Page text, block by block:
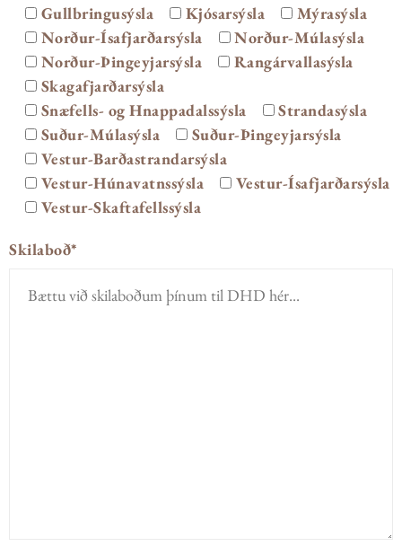
Gullbringusýsla
Kjósarsýsla
Mýrasýsla
Norður-Ísafjarðarsýsla
Norður-Múlasýsla
Norður-Þingeyjarsýsla
Rangárvallasýsla
Skagafjarðarsýsla
Snæfells- og Hnappadalssýsla
Strandasýsla
Suður-Múlasýsla
Suður-Þingeyjarsýsla
Vestur-Barðastrandarsýsla
Vestur-Húnavatnssýsla
Vestur-Ísafjarðarsýsla
Vestur-Skaftafellssýsla
Skilaboð*